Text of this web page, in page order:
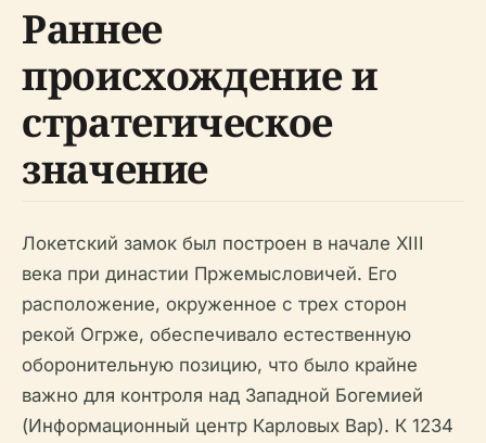
Раннее
происхождение и
стратегическое
значение
Локетский замок был построен в начале XIII
века при династии Пржемысловичей. Его
расположение, окруженное с трех сторон
рекой Огрже, обеспечивало естественную
оборонительную позицию, что было крайне
важно для контроля над Западной Богемией
(Информационный центр Карловых Вар). К 1234